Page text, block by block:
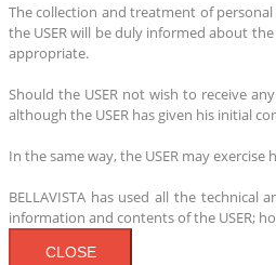
The collection and treatment of personal
the USER will be duly informed about the
appropriate.
Should the USER not wish to receive
although the USER has given his initial
In the same way, the USER may
BELLAVISTA has used all the
information and contents of the USER;
CLOSE